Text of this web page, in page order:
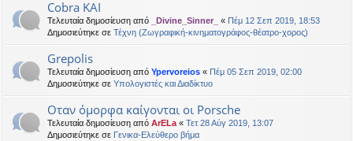
Cobra KAI
Τελευταία δημοσίευση από _Divine_Sinner_ « Πέμ 12 Σεπ 2019, 18:53
Δημοσιεύτηκε σε Τέχνη (Ζωγραφική-κινηματογράφος-θέατρο-χορος)
Grepolis
Τελευταία δημοσίευση από Ypervoreios « Πέμ 05 Σεπ 2019, 02:00
Δημοσιεύτηκε σε Υπολογιστές και Διαδίκτυο
Οταν όμορφα καίγονται οι Porsche
Τελευταία δημοσίευση από ArELa « Τετ 28 Αύγ 2019, 13:07
Δημοσιεύτηκε σε Γενικα-Ελεύθερο βήμα